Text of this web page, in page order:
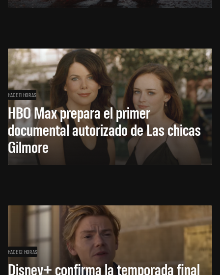
HACE 11 HORAS
HBO Max prepara el primer
documental autorizado de Las chicas
Gilmore
HACE 12 HORAS
Disney+ confirma la temporada final